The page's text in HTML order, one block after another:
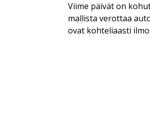
Viime päivät on
mallista verottaa
ovat kohteliaasti